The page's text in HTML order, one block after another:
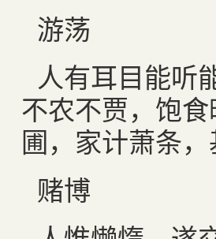
游荡
人有耳目能听
不农不贾，饱
圃，家计萧条
赌博